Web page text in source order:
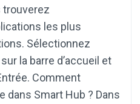
trouverez
les plus
Sélectionnez
la barre d’accueil et
Comment
Smart Hub ? Dans